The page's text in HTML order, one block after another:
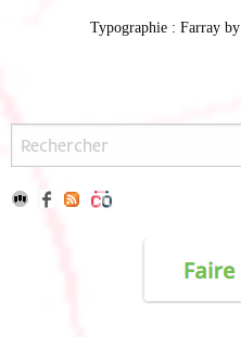
Typographie : Farray by